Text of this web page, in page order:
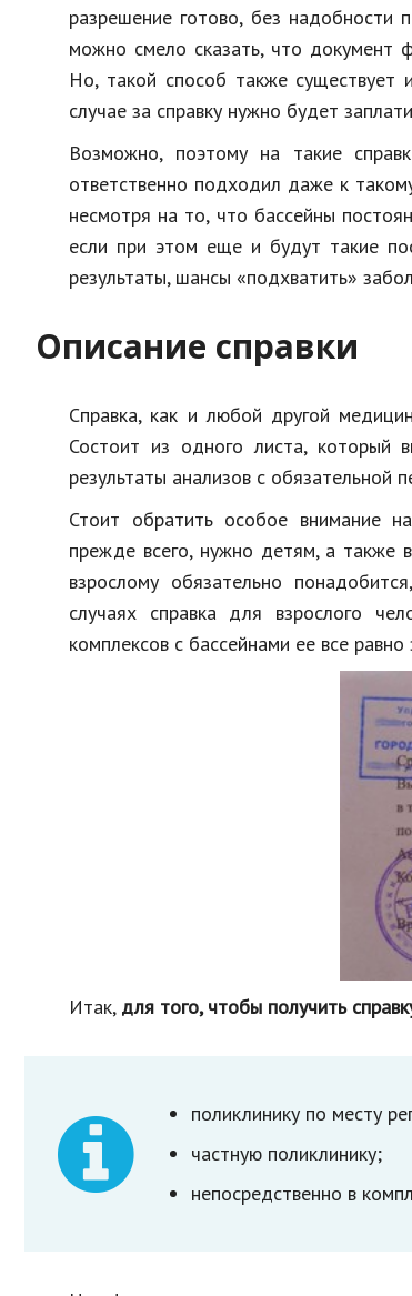
разрешение готово, без надобности
можно смело сказать, что документ
Но, такой способ также
случае за справку нужно будет
Возможно, поэтому на такие
ответственно подходил даже к
несмотря на то, что бассейны
если при этом еще и будут такие
результаты, шансы «подхватить»
Описание справки
Справка, как и любой другой
Состоит из одного листа, который
результаты анализов с
Стоит обратить особое внимание
прежде всего, нужно детям, а также
взрослому обязательно
случаях справка для взрослого
комплексов с бассейнами ее все
Итак, для того, чтобы получить
поликлинику по месту
частную поликлинику;
непосредственно в